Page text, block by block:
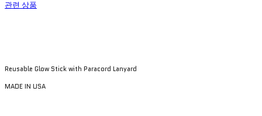
관련 상품
Reusable Glow Stick with Paracord Lanyard
MADE IN USA